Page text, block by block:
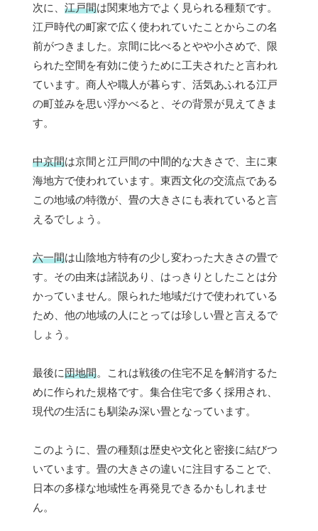
次に、 江戸間は関東地方でよく見られる種類です。
江戸時代の町家で広く使われていたことからこの名
前がつきました。京間に比べるとやや小さめで、限
られた空間を有効に使うために工夫されたと言われ
ています。商人や職人が暮らす、活気あふれる江戸
の町並みを思い浮かべると、その背景が見えてきま
す。
中京間は京間と江戸間の中間的な大きさで、主に東
海地方で使われています。東西文化の交流点である
この地域の特徴が、畳の大きさにも表れていると言
えるでしょう。
六一間は山陰地方特有の少し変わった大きさの畳で
す。その由来は諸説あり、はっきりとしたことは分
かっていません。限られた地域だけで使われている
ため、他の地域の人にとっては珍しい畳と言えるで
しょう。
最後に団地間。これは戦後の住宅不足を解消するた
めに作られた規格です。集合住宅で多く採用され、
現代の生活にも馴染み深い畳となっています。
このように、畳の種類は歴史や文化と密接に結びつ
いています。畳の大きさの違いに注目することで、
日本の多様な地域性を再発見できるかもしれませ
ん。